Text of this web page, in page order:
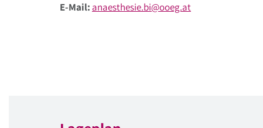
E-Mail: anaesthesie.bi@ooeg.at